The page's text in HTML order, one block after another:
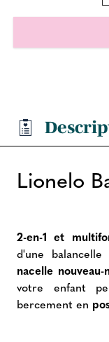
Lionelo
2-en-1 et
d'une balancelle
nacelle nouveau-
votre enfant
bercement en